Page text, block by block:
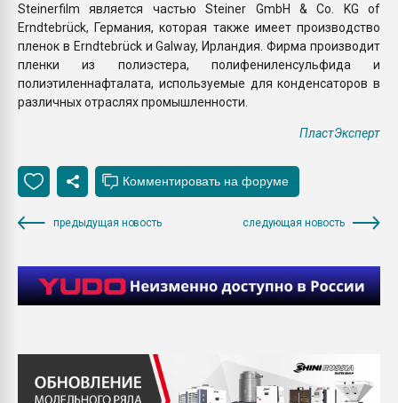
Steinerfilm является частью Steiner GmbH & Co. KG of
Erndtebrück, Германия, которая также имеет производство
пленок в Erndtebrück и Galway, Ирландия. Фирма производит
пленки из полиэстера, полифениленсульфида и
полиэтиленнафталата, используемые для конденсаторов в
различных отраслях промышленности.
ПластЭксперт
предыдущая новость следующая новость